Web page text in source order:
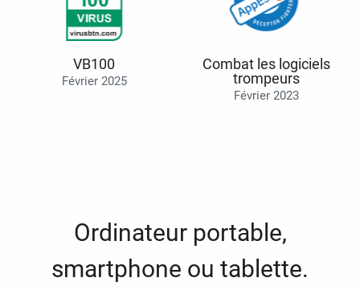
VB100
Février 2025
Combat les logiciels
trompeurs
Février 2023
Ordinateur portable,
smartphone ou tablette.